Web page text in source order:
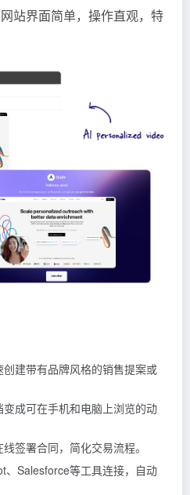
站界面简单，操作直观，特
创建带有品牌风格的销售提案或
变成可在手机和电脑上浏览的动
签署合同，简化交易流程。
、Salesforce等工具连接，自动